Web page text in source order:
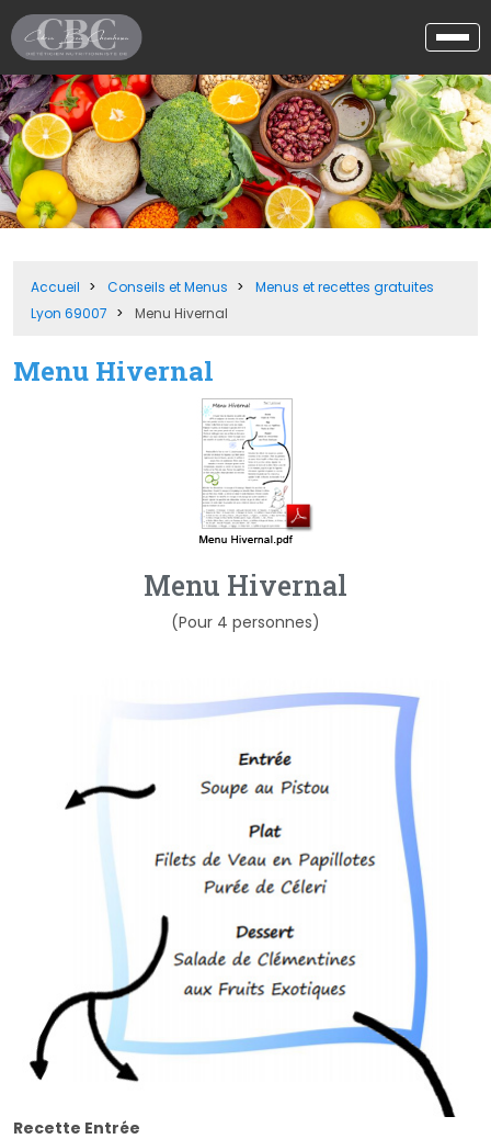
Accueil Conseils et Menus
Menus et recettes gratuites
Lyon 69007
Menu Hivernal
Menu Hivernal
Menu Hivernal
(Pour 4 personnes)
Recette Entrée